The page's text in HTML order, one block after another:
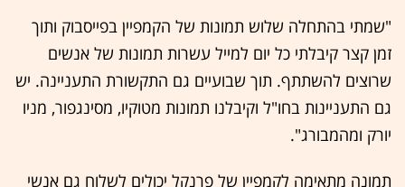
"שמתי בהתחלה שלוש תמונות של הקמפיין בפייסבוק ותוך
זמן קצר קיבלתי כל יום למייל עשרות תמונות של אנשים
שרוצים להשתתף. תוך שבועיים גם התקשורת התעניינה. יש
גם התעניינות בחו"ל וקיבלנו תמונות מטוקיו, מסינגפור, מניו
יורק ומהמבורג".
תמונה מתאימה לקמפיין של פרנקל יכולים לשלוח גם אנשי